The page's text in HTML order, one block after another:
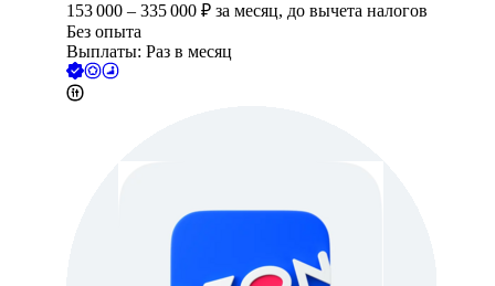
153 000 – 335 000 ₽ за месяц, до вычета налогов
Без опыта
Выплаты: Раз в месяц